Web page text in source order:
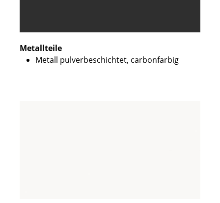
Metallteile
Metall pulverbeschichtet, carbonfarbig